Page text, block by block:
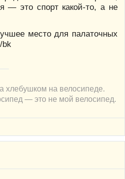
— это спорт какой-то, а не
место для палаточных
хлебушком на велосипеде.
— это не мой велосипед.